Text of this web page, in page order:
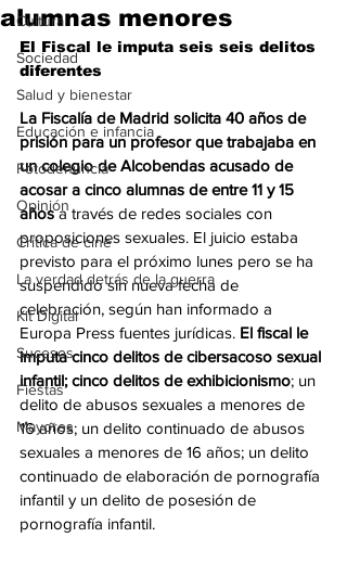
Cultura
Sociedad
Salud y bienestar
Educación e infancia
Fotodenuncia
Opinión
Crítica de cine
La verdad detrás de la guerra
Kit Digital
Sucesos
Fiestas
Mayores
alumnas menores
El Fiscal le imputa seis seis delitos
diferentes
La Fiscalía de Madrid solicita 40 años de
prisión para un profesor que trabajaba en
un colegio de Alcobendas acusado de
acosar a cinco alumnas de entre 11 y 15
años a través de redes sociales con
proposiciones sexuales. El juicio estaba
previsto para el próximo lunes pero se ha
suspendido sin nueva fecha de
celebración, según han informado a
Europa Press fuentes jurídicas. El fiscal le
imputa cinco delitos de cibersacoso sexual
infantil; cinco delitos de exhibicionismo; un
delito de abusos sexuales a menores de
16 años; un delito continuado de abusos
sexuales a menores de 16 años; un delito
continuado de elaboración de pornografía
infantil y un delito de posesión de
pornografía infantil.